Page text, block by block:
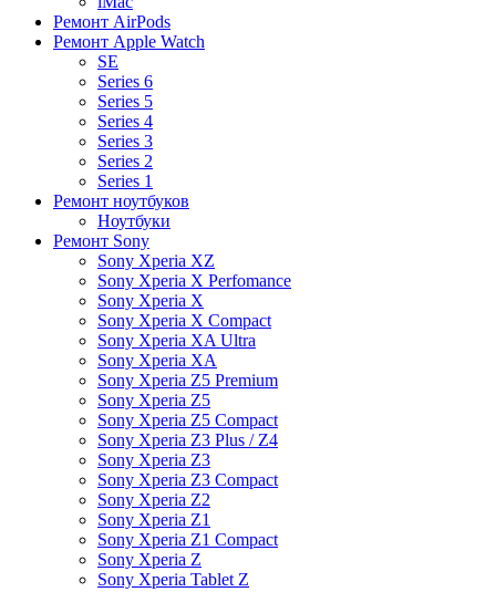
Ремонт AirPods
Ремонт Apple Watch
SE
Series 6
Series 5
Series 4
Series 3
Series 2
Series 1
Ремонт ноутбуков
Ноутбуки
Ремонт Sony
Sony Xperia XZ
Sony Xperia X Perfomance
Sony Xperia X
Sony Xperia X Compact
Sony Xperia XA Ultra
Sony Xperia XA
Sony Xperia Z5 Premium
Sony Xperia Z5
Sony Xperia Z5 Compact
Sony Xperia Z3 Plus / Z4
Sony Xperia Z3
Sony Xperia Z3 Compact
Sony Xperia Z2
Sony Xperia Z1
Sony Xperia Z1 Compact
Sony Xperia Z
Sony Xperia Tablet Z